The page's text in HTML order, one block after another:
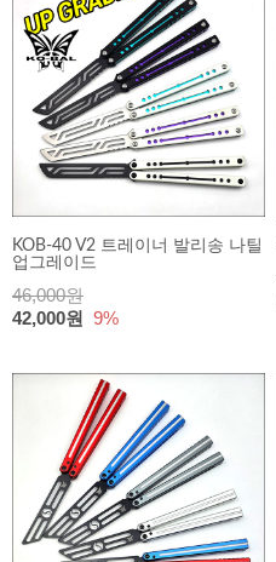
KOB-40 V2 트레이너 발리송 나틸
업그레이드
46,000원
42,000원 9%